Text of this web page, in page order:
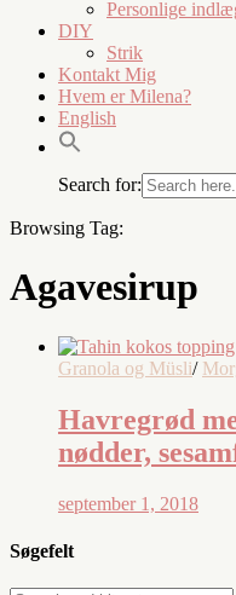
Personlige
DIY
Strik
Kontakt Mig
Hvem er Milena?
English
Search for:
Browsing Tag:
Agavesirup
Granola og Müsli/
Havregrød
nødder,
september 1, 2018
Søgefelt